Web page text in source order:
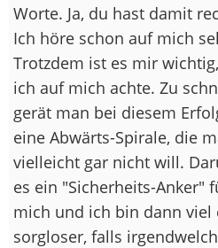
Worte. Ja, du hast damit
Ich höre schon auf mich
Trotzdem ist es mir
ich auf mich achte. Zu
gerät man bei diesem
eine Abwärts-Spirale, die
vielleicht gar nicht will.
es ein "Sicherheits-Anker"
mich und ich bin dann viel
sorgloser, falls